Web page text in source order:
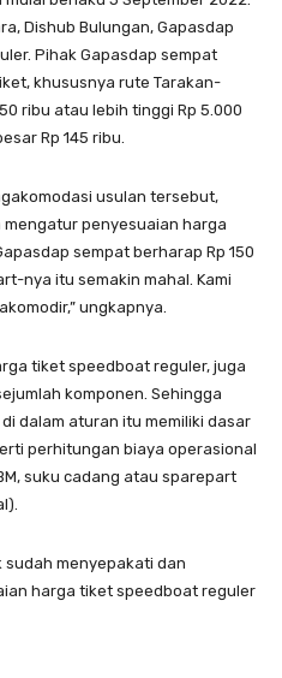
Dishub Bulungan, Gapasdap
Pihak Gapasdap sempat
khususnya rute Tarakan-
ribu atau lebih tinggi Rp 5.000
Rp 145 ribu.
usulan tersebut,
penyesuaian harga
sempat berharap Rp 150
nya itu semakin mahal. Kami
ungkapnya.
tiket speedboat reguler, juga
komponen. Sehingga
dalam aturan itu memiliki dasar
perhitungan biaya operasional
suku cadang atau sparepart
sudah menyepakati dan
harga tiket speedboat reguler